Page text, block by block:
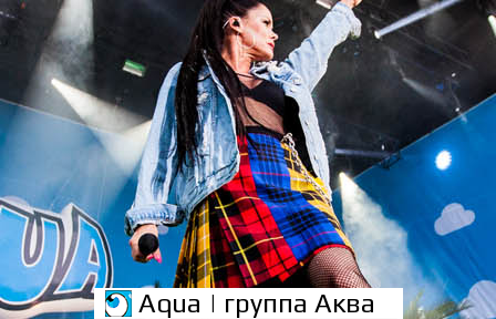
Aqua | группа Аква